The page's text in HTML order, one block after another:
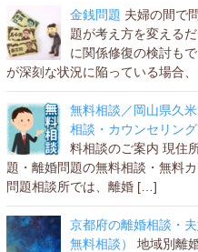
金銭問題 夫婦の間で
題が考え方を変える
に関係修復の検討も
が深刻な状況に陥っている場合
無料相談／岡山県久
相談・カウンセリング
料相談のご案内 現住
題・離婚問題の無料相談・無料
問題相談所では、離婚 […]
京都府の離婚相談・
無料相談）
地域別離